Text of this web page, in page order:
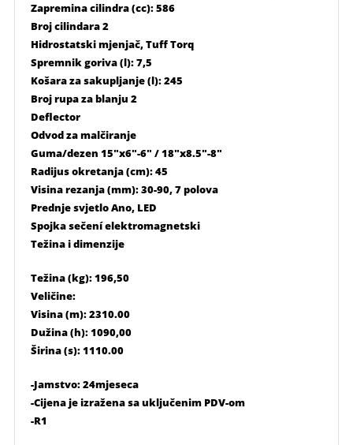
Zapremina cilindra (cc): 586
Broj cilindara 2
Hidrostatski mjenjač, ​​Tuff Torq
Spremnik goriva (l): 7,5
Košara za sakupljanje (l): 245
Broj rupa za blanju 2
Deflector
Odvod za malčiranje
Guma/dezen 15″x6″-6″ / 18″x8.5″-8″
Radijus okretanja (cm): 45
Visina rezanja (mm): 30-90, 7 polova
Prednje svjetlo Ano, LED
Spojka sečení elektromagnetski
Težina i dimenzije
Težina (kg): 196,50
Veličine:
Visina (m): 2310.00
Dužina (h): 1090,00
Širina (s): 1110.00
-Jamstvo: 24mjeseca
-Cijena je izražena sa uključenim PDV-om
-R1